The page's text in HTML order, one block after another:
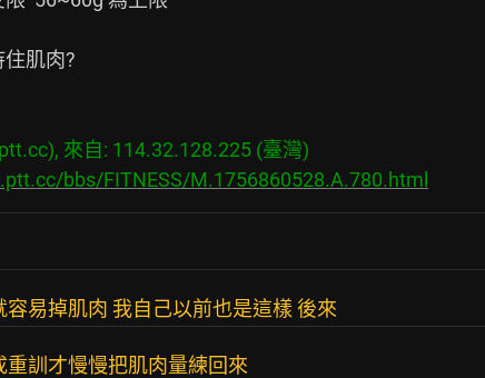
肌肉?
來自: 114.32.128.225 (臺灣)
bbs/FITNESS/M.1756860528.A.780.html
易掉肌肉 我自己以前也是這樣 後來
訓才慢慢把肌肉量練回來